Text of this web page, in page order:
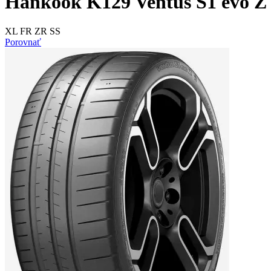
XL FR ZR SS
Porovnať